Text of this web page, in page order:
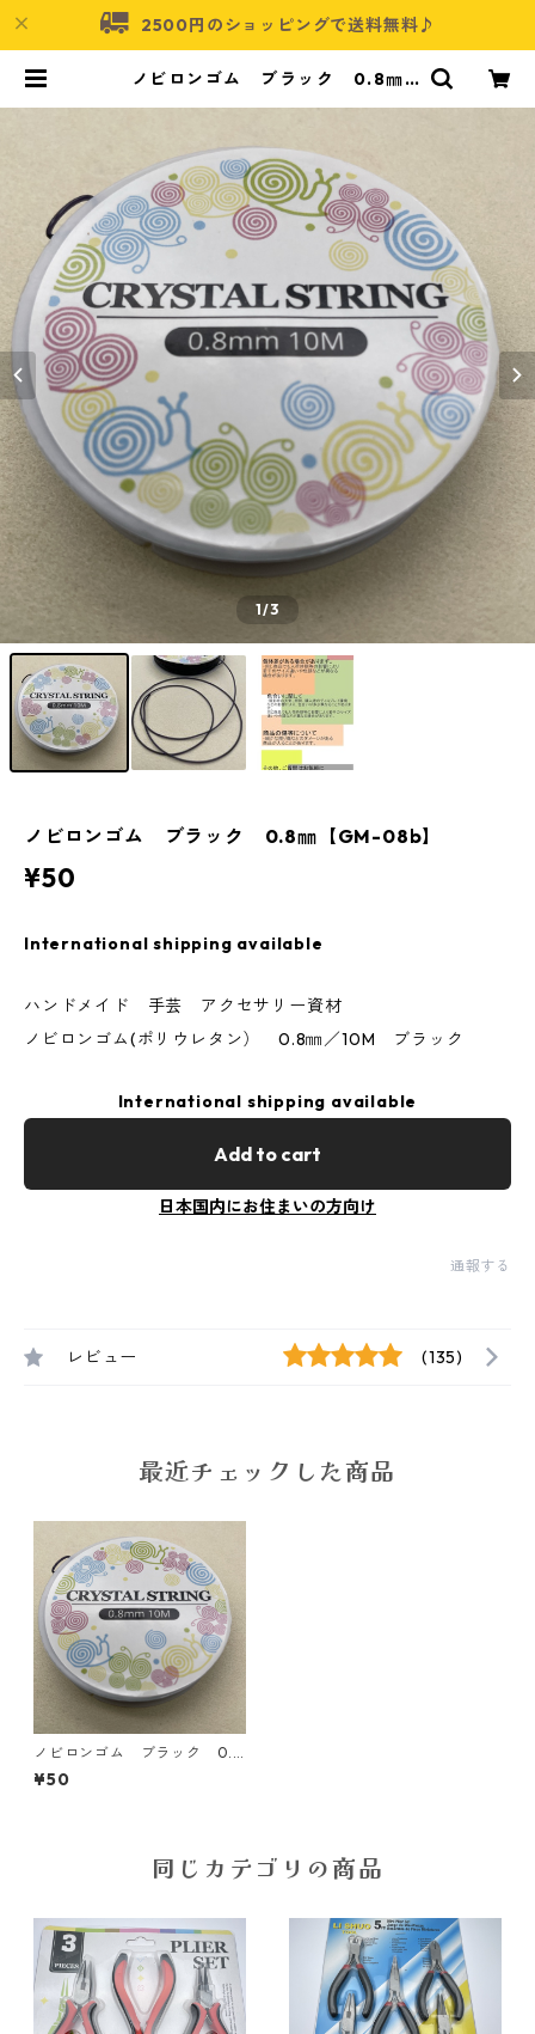
2500円のショッピングで送料無料♪
ノビロンゴム ブラック 0.8㎜
1/3
ノビロンゴム ブラック 0.8㎜【GM-08b】
¥50
International shipping available
ハンドメイド 手芸 アクセサリー資材
ノビロンゴム(ポリウレタン） 0.8㎜／10M ブラック
International shipping available
Add to cart
日本国内にお住まいの方向け
通報する
レビュー (135)
最近チェックした商品
ノビロンゴム ブラック 0.8
㎜【GM-08b】
¥50
同じカテゴリの商品